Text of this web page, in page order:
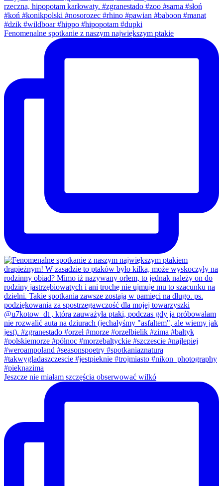
Fenomenalne spotkanie z naszym największym ptakie
Jeszcze nie miałam szczęścia obserwować wilkó